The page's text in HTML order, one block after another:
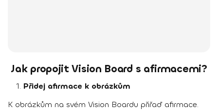
Jak propojit Vision Board s afirmacemi?
Přidej afirmace k obrázkům
K obrázkům na svém Vision Boardu přiřaď afirmace.